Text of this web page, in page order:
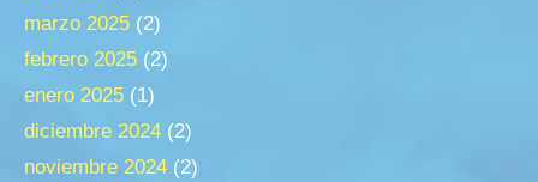
marzo 2025 (2)
febrero 2025 (2)
enero 2025 (1)
diciembre 2024 (2)
noviembre 2024 (2)